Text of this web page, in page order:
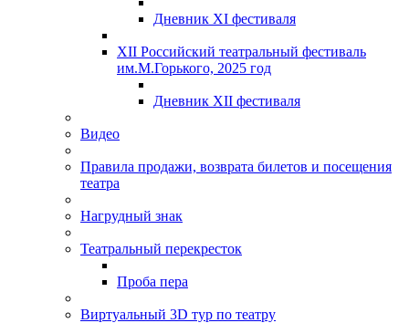
Дневник XI фестиваля
XII Российский театральный фестиваль
им.М.Горького, 2025 год
Дневник XII фестиваля
Видео
Правила продажи, возврата билетов и посещения
театра
Нагрудный знак
Театральный перекресток
Проба пера
Виртуальный 3D тур по театру